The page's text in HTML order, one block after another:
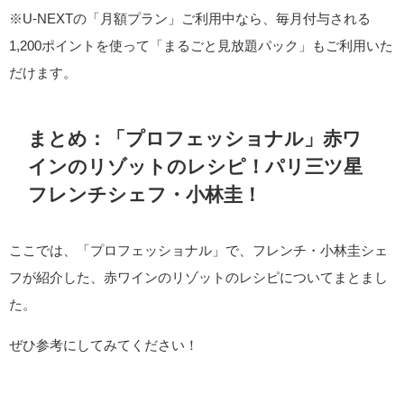
※U-NEXTの「月額プラン」ご利用中なら、毎月付与される
1,200ポイントを使って「まるごと見放題パック」もご利用いた
だけます。
まとめ：「プロフェッショナル」赤ワ
インのリゾットのレシピ！パリ三ツ星
フレンチシェフ・小林圭！
ここでは、「プロフェッショナル」で、フレンチ・小林圭シェ
フが紹介した、赤ワインのリゾットのレシピについてまとまし
た。
ぜひ参考にしてみてください！